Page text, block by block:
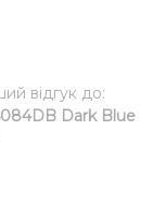
відгук до:
Dark Blue